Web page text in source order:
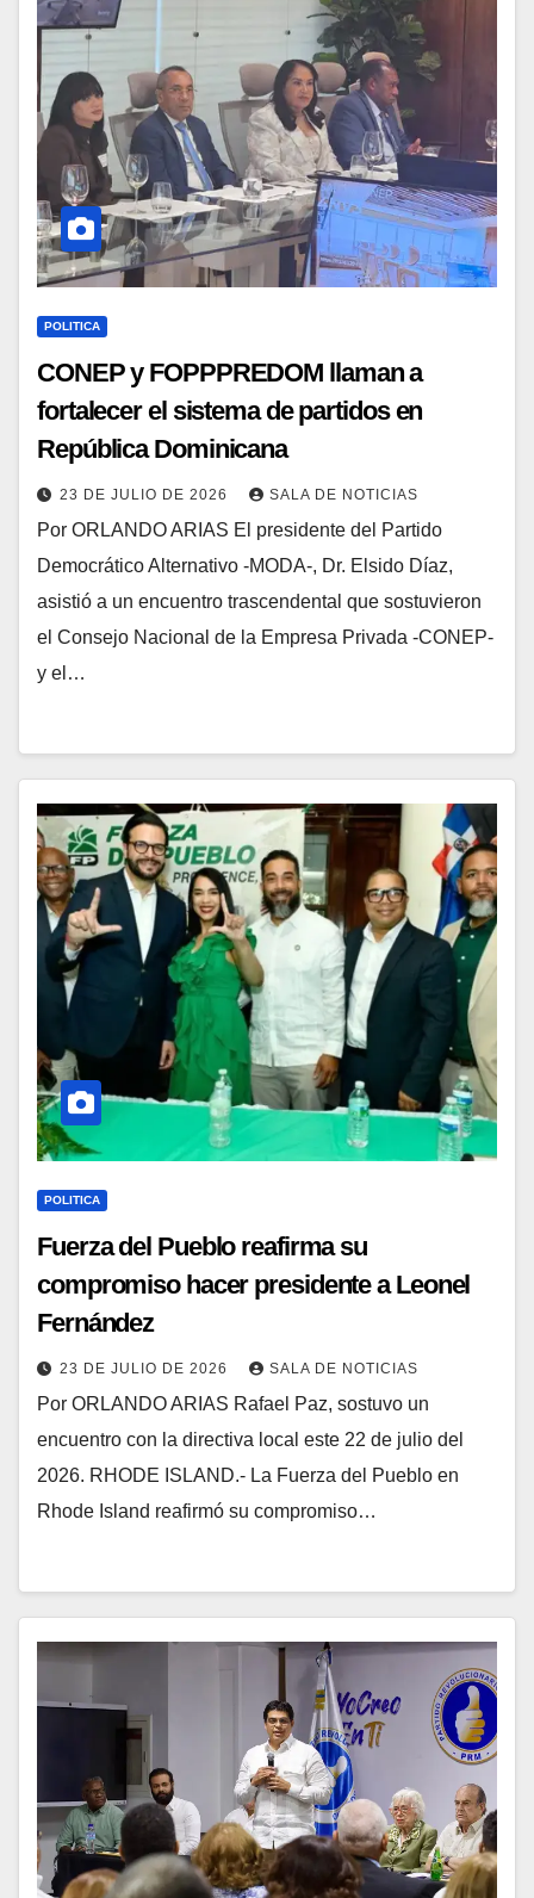
POLITICA
CONEP y FOPPPREDOM llaman a
fortalecer el sistema de partidos en
República Dominicana
23 DE JULIO DE 2026 SALA DE NOTICIAS
Por ORLANDO ARIAS El presidente del Partido
Democrático Alternativo -MODA-, Dr. Elsido Díaz,
asistió a un encuentro trascendental que sostuvieron
el Consejo Nacional de la Empresa Privada -CONEP-
y el…
POLITICA
Fuerza del Pueblo reafirma su
compromiso hacer presidente a Leonel
Fernández
23 DE JULIO DE 2026 SALA DE NOTICIAS
Por ORLANDO ARIAS Rafael Paz, sostuvo un
encuentro con la directiva local este 22 de julio del
2026. RHODE ISLAND.- La Fuerza del Pueblo en
Rhode Island reafirmó su compromiso…